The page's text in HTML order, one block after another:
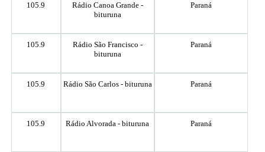
105.9
Rádio Canoa Grande -
bituruna
Paraná
105.9
Rádio São Francisco -
bituruna
Paraná
105.9 Rádio São Carlos - bituruna Paraná
105.9 Rádio Alvorada - bituruna Paraná